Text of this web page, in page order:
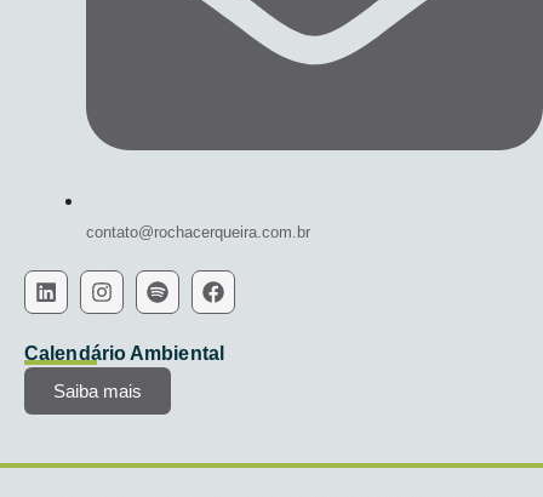
contato@rochacerqueira.com.br
Calendário Ambiental
Saiba mais